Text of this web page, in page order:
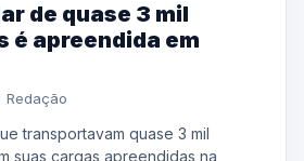
de quase 3 mil
é apreendida em
Redação
transportavam quase 3 mil
suas cargas apreendidas na